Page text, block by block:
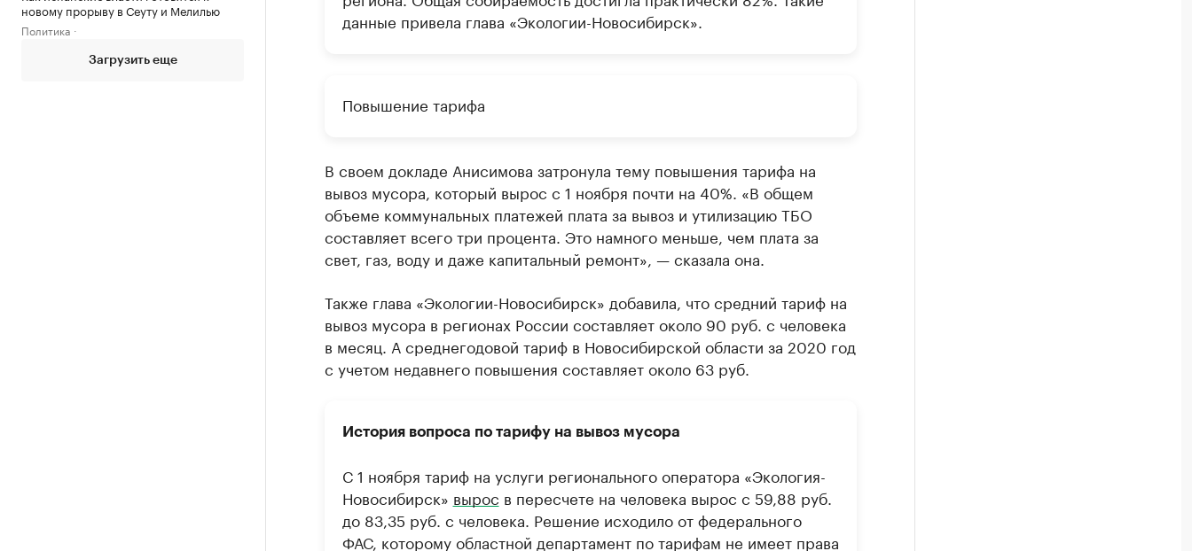
новому прорыву в Сеуту и Мелилью
Политика
Загрузить еще
данные привела глава «Экологии-Новосибирск».
Повышение тарифа
В своем докладе Анисимова затронула тему повышения тарифа на
вывоз мусора, который вырос с 1 ноября почти на 40%. «В общем
объеме коммунальных платежей плата за вывоз и утилизацию ТБО
составляет всего три процента. Это намного меньше, чем плата за
свет, газ, воду и даже капитальный ремонт», — сказала она.
Также глава «Экологии-Новосибирск» добавила, что средний тариф на
вывоз мусора в регионах России составляет около 90 руб. с человека
в месяц. А среднегодовой тариф в Новосибирской области за 2020 год
с учетом недавнего повышения составляет около 63 руб.
История вопроса по тарифу на вывоз мусора
С 1 ноября тариф на услуги регионального оператора «Экология-
Новосибирск» вырос в пересчете на человека вырос с 59,88 руб.
до 83,35 руб. с человека. Решение исходило от федерального
ФАС, которому областной департамент по тарифам не имеет права